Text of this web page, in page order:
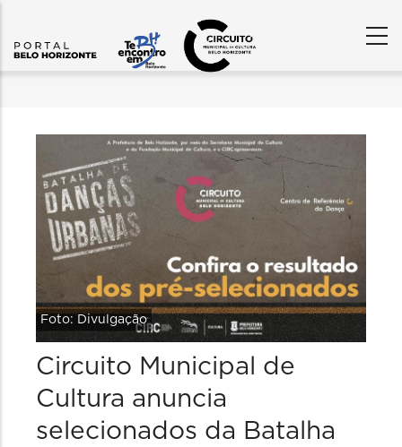
Foto: Divulgação
Circuito Municipal de
Cultura anuncia
selecionados da Batalha